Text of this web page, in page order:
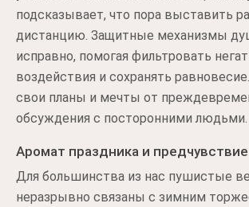
подсказывает, что пора выставить
дистанцию. Защитные механизмы
исправно, помогая фильтровать
воздействия и сохранять
свои планы и мечты от
обсуждения с посторонними людьми.
Аромат праздника и
Для большинства из нас пушистые
неразрывно связаны с зимним